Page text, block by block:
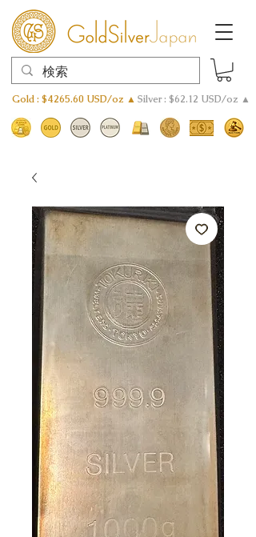
Gold : $4265.60 USD/oz ▲ Silver : $62.12 USD/oz ▲